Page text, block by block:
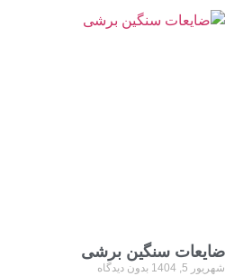
ضایعات سنگین برشی
شهریور 5, 1404 بدون دیدگاه